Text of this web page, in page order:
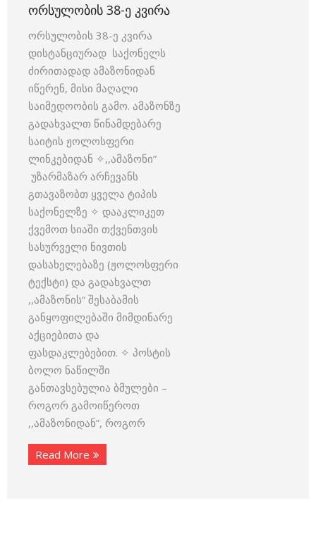
ᲝᲠᲡᲣᲚᲝᲑᲘᲡ 38-Ე ᲙᲕᲘᲠᲐ
ორსულობის 38-ე კვირა
დისტანციურად საქონელს
ძირითადად ამაზონიდან
იწერენ, მისი მაღალი
საიმედოობის გამო. ამაზონზე
გადახვალთ წინამდებარე
საიტის ჟოლოსფერი
ლინკებიდან ✧,,ამაზონი”
უზარმაზარ არჩევანს
გთავაზობთ ყველა ტიპის
საქონელზე ✧ დააკლიკეთ
ქვემოთ სიაში თქვენთვის
სასურველი ნივთის
დასახელებაზე (ჟოლოსფერი
ტექსტი) და გადახვალთ
,,ამაზონის“ შესაბამის
განყოფილებაში მიმდინარე
აქციებითა და
ფასდაკლებებით. ✧ პოსტის
ბოლო ნაწილში
განთავსებულია ბმულები –
როგორ გამოიწეროთ
,,ამაზონიდან”, როგორ
Read More